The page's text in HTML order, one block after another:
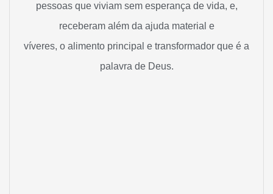
pessoas que viviam sem esperança de vida, e,
receberam além da ajuda material e
víveres, o alimento principal e transformador que é a
palavra de Deus.